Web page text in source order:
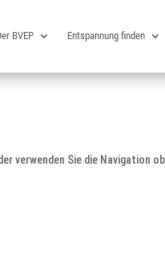
BVEP Entspannung finden
verwenden Sie die Navigation